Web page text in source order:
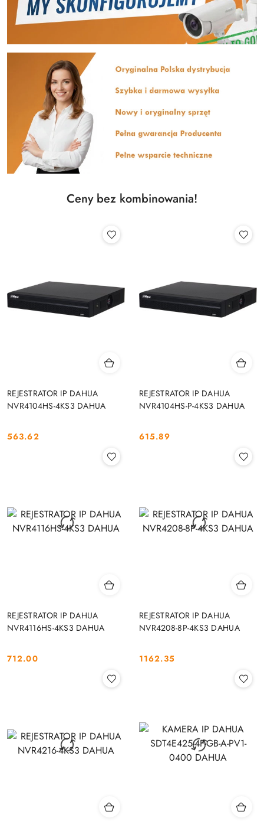
Ceny bez kombinowania!
REJESTRATOR IP DAHUA
NVR4104HS-4KS3 DAHUA
Cena:
563.62
REJESTRATOR IP DAHUA
NVR4104HS-P-4KS3 DAHUA
Cena:
615.89
REJESTRATOR IP DAHUA
NVR4116HS-4KS3 DAHUA
Cena:
712.00
REJESTRATOR IP DAHUA
NVR4208-8P-4KS3 DAHUA
Cena:
1162.35